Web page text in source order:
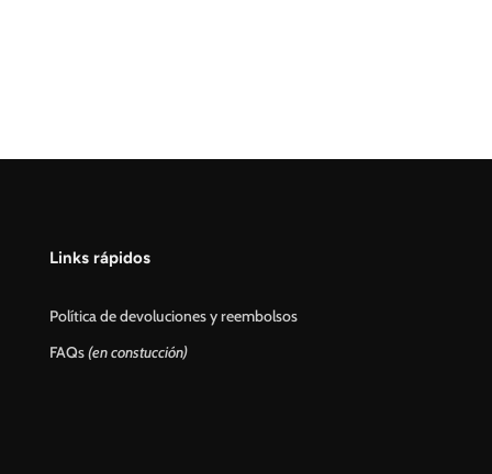
Links rápidos
Política de devoluciones y reembolsos
FAQs(en constucción)